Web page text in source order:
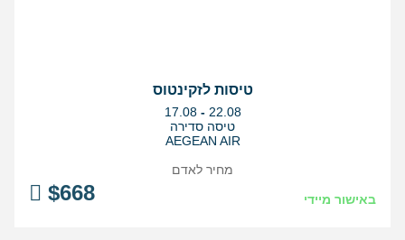
טיסות לזקינטוס
בין
התאריכים,
17.08 - 22.08
טיסה סדירה
AEGEAN AIR
באישור מיידי $668
מחיר לאדם